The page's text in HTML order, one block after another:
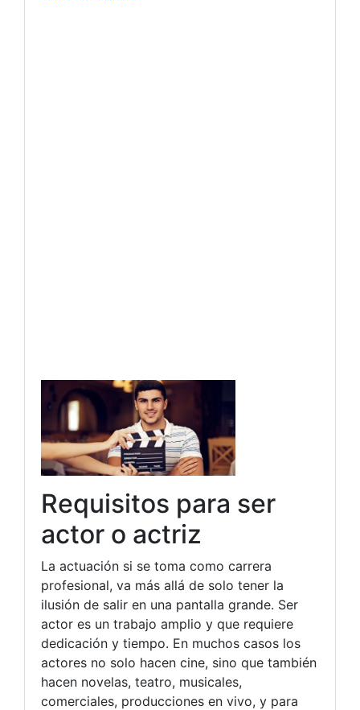
Requisitos para ser
actor o actriz
La actuación si se toma como carrera
profesional, va más allá de solo tener la
ilusión de salir en una pantalla grande. Ser
actor es un trabajo amplio y que requiere
dedicación y tiempo. En muchos casos los
actores no solo hacen cine, sino que también
hacen novelas, teatro, musicales,
comerciales, producciones en vivo, y para